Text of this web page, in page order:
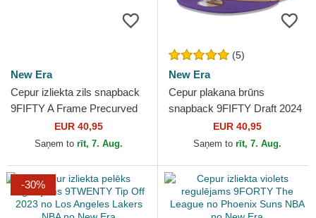
New Era
Cepur izliekta zils snapback
9FIFTY A Frame Precurved
Hardwood Classics no
Golden State Warriors...
EUR 40,95
Saņem to rīt, 7. Aug.
(5)
New Era
Cepur plakana brūns
snapback 9FIFTY Draft 2024
no Los Angeles Lakers NBA
no New Era
EUR 40,95
Saņem to rīt, 7. Aug.
-30%